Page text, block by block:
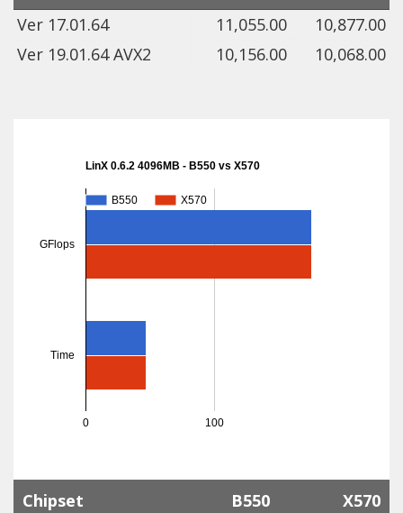
Ver 17.01.64
11,055.00
10,877.00
Ver 19.01.64 AVX2
10,156.00 10,068.00
LinX 0.6.2 4096MB - B550 vs X570
0 100
GFlops
Time
B550
B550 X570
X570
Chipset B550
X570